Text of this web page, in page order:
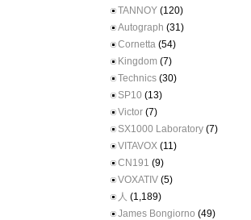
TANNOY (120)
Autograph (31)
Cornetta (54)
Kingdom (7)
Technics (30)
SP10 (13)
Victor (7)
SX1000 Laboratory (7)
VITAVOX (11)
CN191 (9)
VOXATIV (5)
人 (1,189)
James Bongiorno (49)